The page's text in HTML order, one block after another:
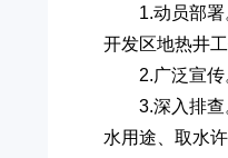
1.动员部
开发区地热井工
2.广泛宣
3.深入排
水用途、取水